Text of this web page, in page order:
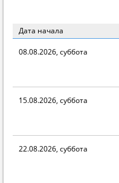
Дата начала
08.08.2026, суббота
15.08.2026, суббота
22.08.2026, суббота